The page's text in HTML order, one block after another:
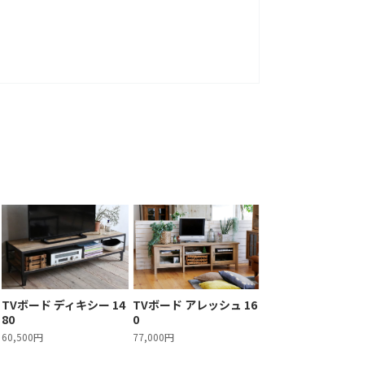
TVボード ディキシー 14
80
60,500円
TVボード アレッシュ 16
0
77,000円